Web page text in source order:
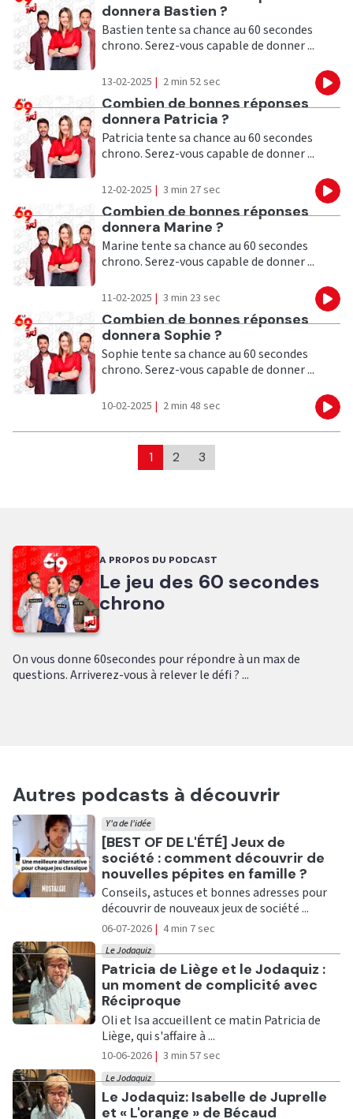
donnera Bastien ?
Bastien tente sa chance au 60 secondes
chrono. Serez-vous capable de donner ...
13-02-2025 | 2 min 52 sec
Ecouter
Combien de bonnes réponses
donnera Patricia ?
Patricia tente sa chance au 60 secondes
chrono. Serez-vous capable de donner ...
12-02-2025 | 3 min 27 sec
Ecouter
Combien de bonnes réponses
donnera Marine ?
Marine tente sa chance au 60 secondes
chrono. Serez-vous capable de donner ...
11-02-2025 | 3 min 23 sec
Ecouter
Combien de bonnes réponses
donnera Sophie ?
Sophie tente sa chance au 60 secondes
chrono. Serez-vous capable de donner ...
10-02-2025 | 2 min 48 sec
1 2 3
A PROPOS DU PODCAST
Le jeu des 60 secondes
chrono
On vous donne 60secondes pour répondre à un max de
questions. Arriverez-vous à relever le défi ? ...
Autres podcasts à découvrir
Ecouter
[BEST OF DE L'ÉTÉ] Jeux de
société : comment découvrir de
nouvelles pépites en famille ?
Y'a de l'idée
Conseils, astuces et bonnes adresses pour
découvrir de nouveaux jeux de société ...
06-07-2026 | 4 min 7 sec
Ecouter
Patricia de Liège et le Jodaquiz :
un moment de complicité avec
Réciproque
Le Jodaquiz
Oli et Isa accueillent ce matin Patricia de
Liège, qui s'affaire à ...
10-06-2026 | 3 min 57 sec
Ecouter
Le Jodaquiz: Isabelle de Juprelle
et « L'orange » de Bécaud
Le Jodaquiz